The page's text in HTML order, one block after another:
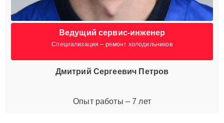
Ведущий сервис-инженер
Специализация – ремонт холодильников
Дмитрий Сергеевич Петров
Опыт работы – 7 лет